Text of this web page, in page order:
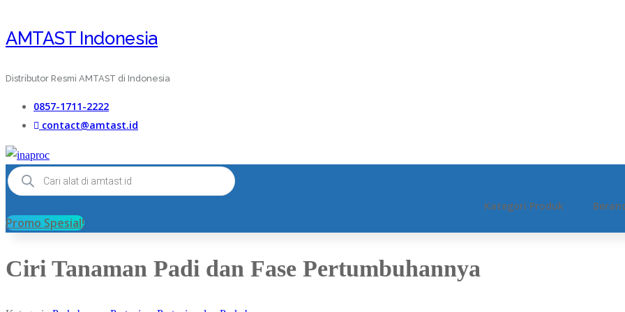
AMTAST Indonesia
Distributor Resmi AMTAST di Indonesia
0857-1711-2222
contact@amtast.id
Products
search
Kategori Produk
Promo Spesial!
Ciri Tanaman Padi dan Fase Pertumbuhannya